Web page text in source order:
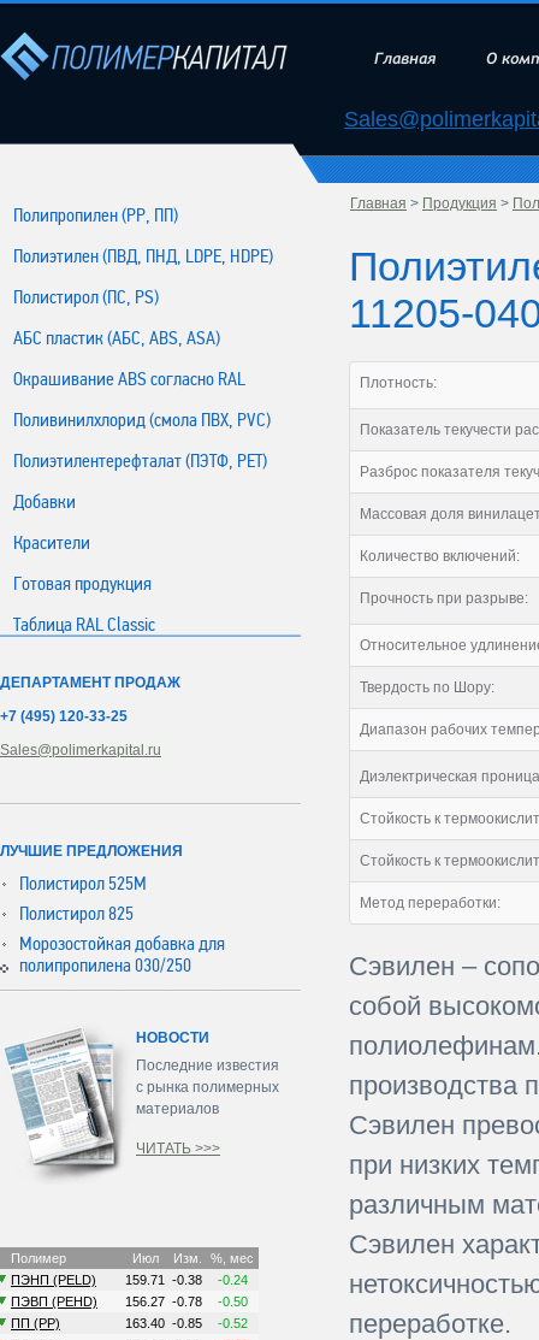
Главная О
Полипропилен (РР, ПП)
Полиэтилен (ПВД, ПНД, LDPE, HDPE)
Полистирол (ПС, PS)
АБС пластик (АБС, ABS, ASA)
Окрашивание ABS согласно RAL
Поливинилхлорид (смола ПВХ, PVC)
Полиэтилентерефталат (ПЭТФ, PET)
Добавки
Красители
Готовая продукция
Таблица RAL Classic
ДЕПАРТАМЕНТ ПРОДАЖ
+7 (495) 120-33-25
Sales@polimerkapital.ru
ЛУЧШИЕ ПРЕДЛОЖЕНИЯ
Полистирол 525М
Полистирол 825
Морозостойкая добавка для
полипропилена 030/250
НОВОСТИ
Последние известия
с рынка полимерных
материалов
ЧИТАТЬ >>>
Главная > Продукция >
11205-
Плотность:
Показатель текучести
Разброс показателя
Массовая доля
Количество включений:
Прочность при разрыве:
Относительное
Твердость по Шору:
Диапазон рабочих
Диэлектрическая
Стойкость к
Стойкость к
Метод переработки:
Сэвилен –
собой
производства
Сэвилен
при низких
различным
Сэвилен
переработке.